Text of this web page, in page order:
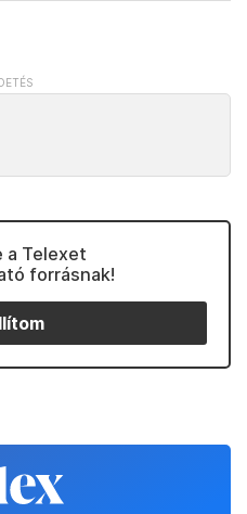
a Telexet
forrásnak!